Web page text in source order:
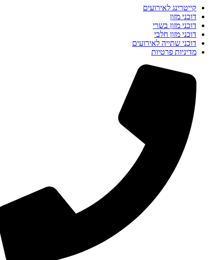
קייטרינג לאירועים
דוכני מזון
דוכני מזון בשרי
דוכני מזון חלבי
דוכני שתייה לאירועים
מדיניות פרטיות